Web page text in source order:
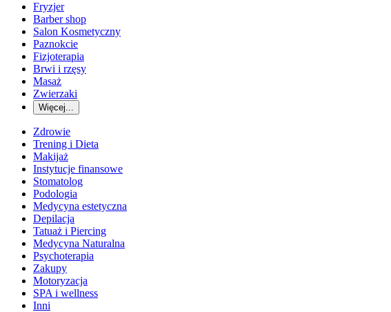
Fryzjer
Barber shop
Salon Kosmetyczny
Paznokcie
Fizjoterapia
Brwi i rzęsy
Masaż
Zwierzaki
Więcej...
Zdrowie
Trening i Dieta
Makijaż
Instytucje finansowe
Stomatolog
Podologia
Medycyna estetyczna
Depilacja
Tatuaż i Piercing
Medycyna Naturalna
Psychoterapia
Zakupy
Motoryzacja
SPA i wellness
Inni